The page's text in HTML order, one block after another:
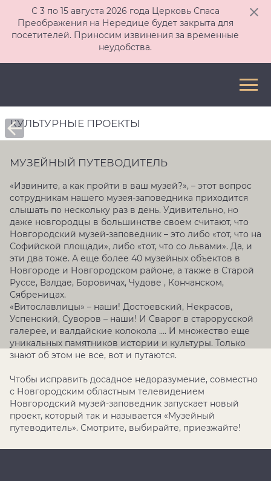
С 3 по 15 августа 2026 года Церковь Спаса
Преображения на Нередице будет закрыта для
посетителей. Приносим извинения за временные
неудобства.
КУЛЬТУРНЫЕ ПРОЕКТЫ
МУЗЕЙНЫЙ ПУТЕВОДИТЕЛЬ
«Извините, а как пройти в ваш музей?», – этот вопрос
сотрудникам нашего музея-заповедника приходится
слышать по нескольку раз в день. Удивительно, но
даже новгородцы в большинстве своем считают, что
Новгородский музей-заповедник – это либо «тот, что на
Софийской площади», либо «тот, что со львами». Да, и
эти два тоже. А еще более 40 музейных объектов в
Новгороде и Новгородском районе, а также в Старой
Руссе, Валдае, Боровичах, Чудове , Кончанском,
Сябреницах.
«Витославлицы» – наши! Достоевский, Некрасов,
Успенский, Суворов – наши! И Сварог в старорусской
галерее, и валдайские колокола …. И множество еще
уникальных памятников истории и культуры. Только
знают об этом не все, вот и путаются.
Чтобы исправить досадное недоразумение, совместно
с Новгородским областным телевидением
Новгородский музей-заповедник запускает новый
проект, который так и называется «Музейный
путеводитель». Смотрите, выбирайте, приезжайте!